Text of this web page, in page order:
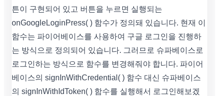
튼이 구현되어 있고 버튼을 누르면 실행되는
onGoogleLoginPress( ) 함수가 정의돼 있습니다. 현재 이
함수는 파이어베이스를 사용하여 구글 로그인을 진행하
는 방식으로 정의되어 있습니다. 그러므로 슈파베이스로
로그인하는 방식으로 함수를 변경해줘야 합니다. 파이어
베이스의 signInWithCredential( ) 함수 대신 슈파베이스
의 signInWithIdToken( ) 함수를 실행해서 로그인해보겠